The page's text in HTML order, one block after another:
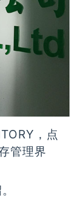
，点
管理界